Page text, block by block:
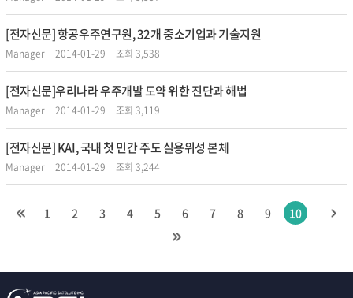
[전자신문] 항공우주연구원, 32개 중소기업과 기술지원
Manager 2014-01-29 조회 3,538
[전자신문]우리나라 우주개발 도약 위한 진단과 해법
Manager 2014-01-29 조회 3,119
[전자신문] KAI, 국내 첫 민간 주도 실용위성 본체
Manager 2014-01-29 조회 3,244
1 2 3 4 5 6 7 8 9 10